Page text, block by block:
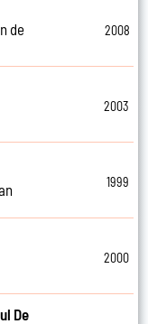
de
2008
2003
1999
2000
De